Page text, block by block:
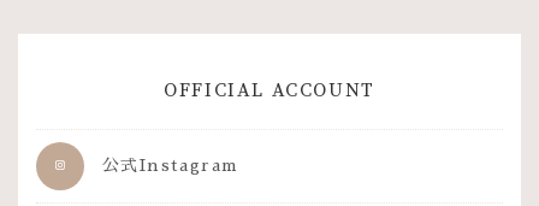
OFFICIAL ACCOUNT
公式Instagram